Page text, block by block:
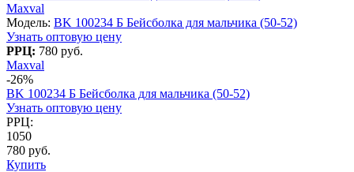
Maxval
Модель: BK 100234 Б Бейсболка для мальчика (50-52)
Узнать оптовую цену
РРЦ: 780 руб.
Maxval
-26%
BK 100234 Б Бейсболка для мальчика (50-52)
Узнать оптовую цену
РРЦ:
1050
780 руб.
Купить